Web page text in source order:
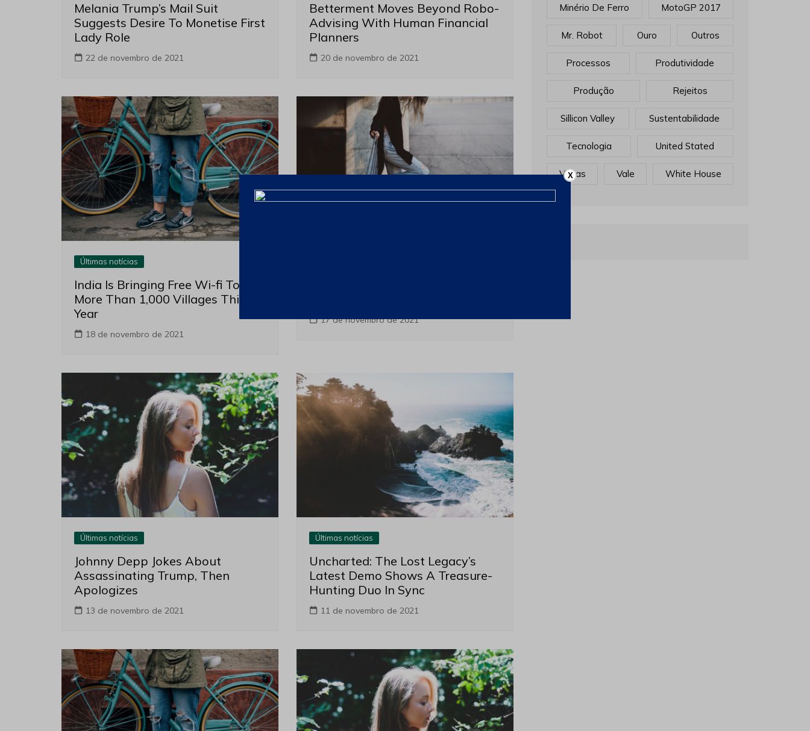
Melania Trump’s Mail Suit
Suggests Desire To Monetise First
Lady Role
22 de novembro de 2021
Betterment Moves Beyond Robo-
Advising With Human Financial
Planners
20 de novembro de 2021
Últimas notícias
India Is Bringing Free Wi-fi To
More Than 1,000 Villages This
Year
18 de novembro de 2021
17 de novembro de 2021
Últimas notícias
Johnny Depp Jokes About
Assassinating Trump, Then
Apologizes
13 de novembro de 2021
Últimas notícias
Uncharted: The Lost Legacy’s
Latest Demo Shows A Treasure-
Hunting Duo In Sync
11 de novembro de 2021
Minério De Ferro MotoGP 2017
Mr. Robot Ouro Outros
Processos Produtividade
Produção Rejeitos
Sillicon Valley Sustentabilidade
Tecnologia United Stated
Vagas Vale White House
X